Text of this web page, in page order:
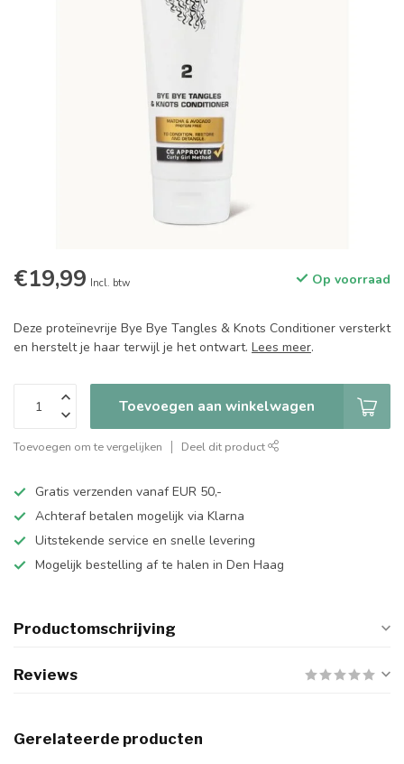
€19,99 Incl. btw Op voorraad
Deze proteïnevrije Bye Bye Tangles & Knots Conditioner versterkt
en herstelt je haar terwijl je het ontwart. Lees meer.
Toevoegen aan winkelwagen
Toevoegen om te vergelijken Deel dit product
Gratis verzenden vanaf EUR 50,-
Achteraf betalen mogelijk via Klarna
Uitstekende service en snelle levering
Mogelijk bestelling af te halen in Den Haag
Productomschrijving
Reviews
Gerelateerde producten